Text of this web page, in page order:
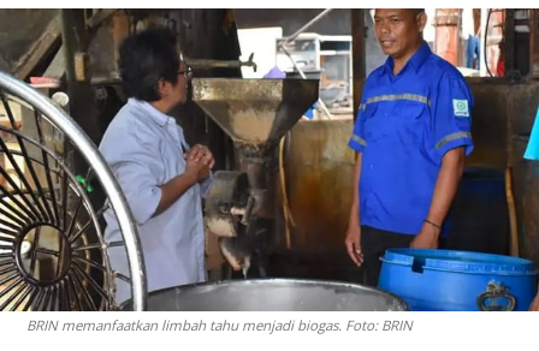
BRIN memanfaatkan limbah tahu menjadi biogas. Foto: BRIN